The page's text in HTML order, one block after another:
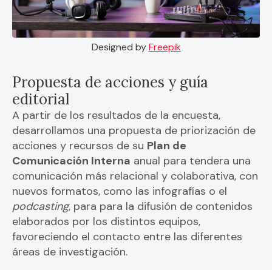
Designed byFreepik
Propuesta de acciones y guía
editorial
A partir de los resultados de la encuesta,
desarrollamos una propuesta de priorización de
acciones y recursos de su Plan de
Comunicación Interna anual para tendera una
comunicación más relacional y colaborativa, con
nuevos formatos, como las infografías o el
podcasting, para para la difusión de contenidos
elaborados por los distintos equipos,
favoreciendo el contacto entre las diferentes
áreas de investigación.